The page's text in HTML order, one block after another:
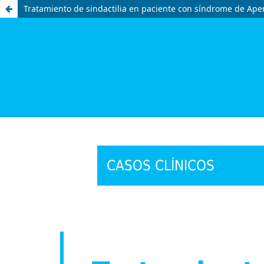
Tratamiento de sindactilia en paciente con síndrome de